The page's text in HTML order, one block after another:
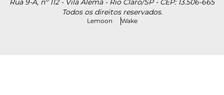
Todos os direitos reservados.
Lemoon Wake